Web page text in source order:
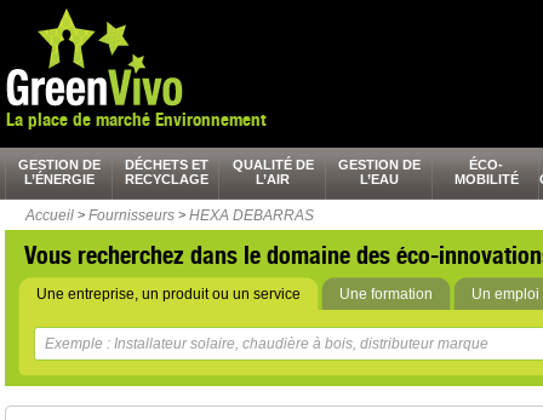
La place de marché Environnement
GESTION DE
L’ÉNERGIE
DÉCHETS ET
RECYCLAGE
QUALITÉ DE
L’AIR
GESTION DE
L’EAU
ÉCO-
MOBILITÉ
Accueil > Fournisseurs > HEXA DEBARRAS
Vous recherchez dans le domaine des éco-
Une entreprise, un produit ou un service Une formation Un emploi